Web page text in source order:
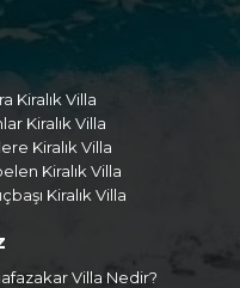
Kiralık Villa
Kiralık Villa
Kiralık Villa
Kiralık Villa
Kiralık Villa
Villa Nedir?